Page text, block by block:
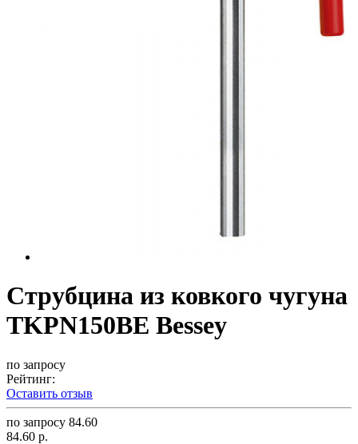
Струбцина из ковкого чугуна
TKPN150BE Bessey
по запросу
Рейтинг:
Оставить отзыв
по запросу 84.60
84.60 р.